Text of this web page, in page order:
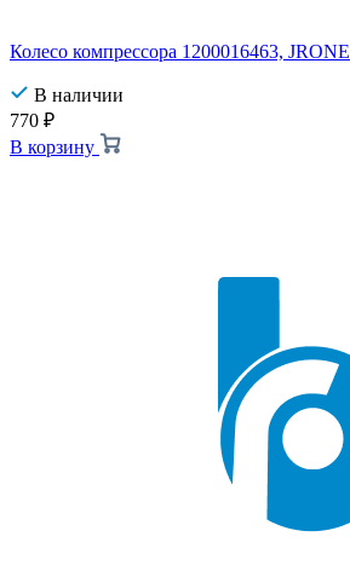
Колесо компрессора 1200016463, JRONE
В наличии
770 ₽
В корзину